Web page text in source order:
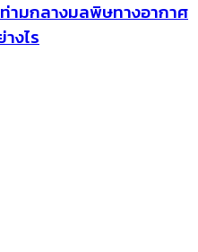
ามกลางมลพิษทางอากาศ
งไร